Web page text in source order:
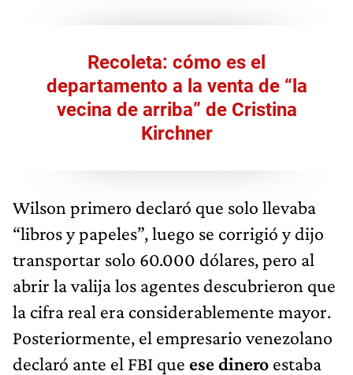
Recoleta: cómo es el
departamento a la venta de “la
vecina de arriba” de Cristina
Kirchner
Wilson primero declaró que solo llevaba
“libros y papeles”, luego se corrigió y dijo
transportar solo 60.000 dólares, pero al
abrir la valija los agentes descubrieron que
la cifra real era considerablemente mayor.
Posteriormente, el empresario venezolano
declaró ante el FBI que ese dinero estaba